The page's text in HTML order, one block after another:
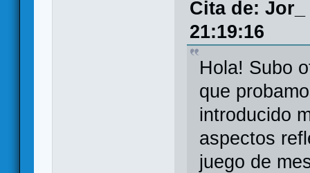
Cita de:
21:19:16
Hola! Subo
que
introducido
aspectos
juego de